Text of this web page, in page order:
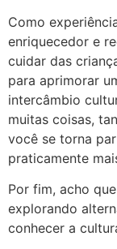
Como
enriquecedor e
cuidar das
para aprimorar
intercâmbio
muitas coisas,
você se torna
praticamente
Por fim, acho
explorando
conhecer a